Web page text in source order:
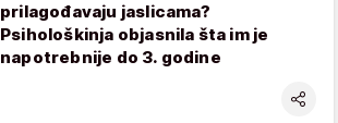
prilagođavaju jaslicama?
Psihološkinja objasnila šta im je
napotrebnije do 3. godine